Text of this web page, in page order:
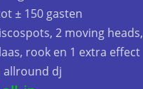
± 150 gasten
2 moving heads,
rook en 1 extra effect
allround dj